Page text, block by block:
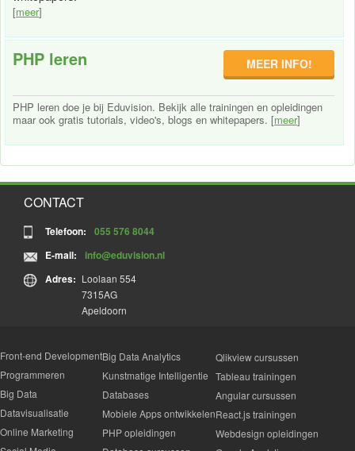
[meer]
PHP leren MEER INFO!
PHP leren doe je bij Eduvision. Bekijk alle trainingen en opleidingen
maar ook gratis tutorials, video's, blogs en whitepapers. [meer]
CONTACT
Telefoon:
055 576 8044
E-mail:
info@eduvision.nl
Adres: Loolaan 554
7315AG
Apeldoorn
Front-end Development
Programmeren
Big Data
Datavisualisatie
Online Marketing
Big Data Analytics
Kunstmatige Intelligentie
Databases
Mobiele Apps ontwikkelen
PHP opleidingen
Qlikview cursussen
Tableau trainingen
Angular cursussen
React.js trainingen
Webdesign opleidingen